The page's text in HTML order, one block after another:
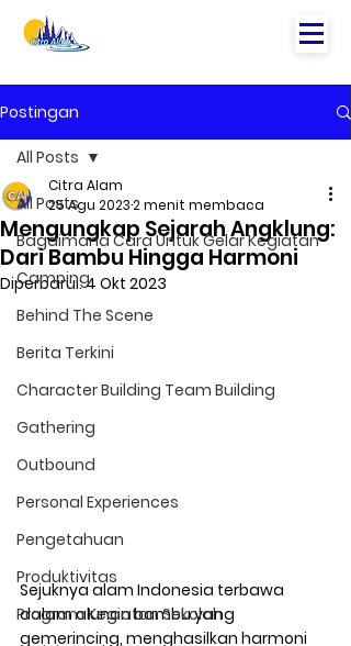
Postingan
All Posts
Bagaimana Cara Untuk Gelar Kegiatan
Camping
Behind The Scene
Berita Terkini
Character Building Team Building
Gathering
Outbound
Personal Experiences
Pengetahuan
Produktivitas
Program Kegiatan Sekolah
All Posts
Mengungkap Sejarah Angklung:
Dari Bambu Hingga Harmoni
Citra Alam
25 Agu 20232 menit membaca
Diperbarui:4 Okt 2023
Sejuknya alam Indonesia terbawa
dalam alunan bambu yang
gemerincing, menghasilkan harmoni